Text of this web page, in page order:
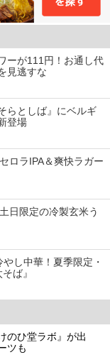
ーが111円！お通し代
見逃すな
らとしば』にベルギ
登場
ロラIPA＆爽快ラガー
日限定の冷製玄米う
し中華！夏季限定・
ば』
のひ堂ラボ』が出
ツも